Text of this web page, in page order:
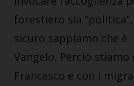
forestiero sia
sicuro sappiamo che è
Vangelo. Perciò stiamo
Francesco e con i